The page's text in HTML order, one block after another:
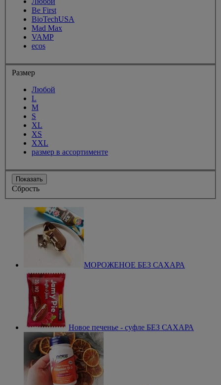
Be First
BioTechUSA
Mad Max
VAMP
ecos
Размер
Любой
L
M
S
XL
XS
XXL
размер в ассортименте
Показать
Сбрость
МОРОЖЕНОЕ БЕЗ САХАРА
Новое печенье - суфле БЕЗ САХАРА